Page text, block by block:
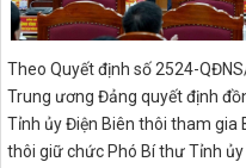
Theo Quyết định số 2524-
Trung ương Đảng quyết định
Tỉnh ủy Điện Biên thôi tham gia
thôi giữ chức Phó Bí thư Tỉnh